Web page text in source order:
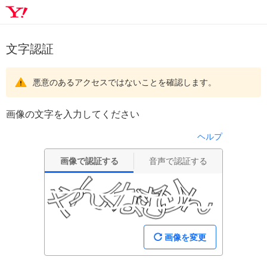
文字認証
悪意のあるアクセスではないことを確認します。
画像の文字を入力してください
ヘルプ
画像で認証する 音声で認証する
画像を変更